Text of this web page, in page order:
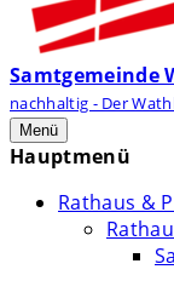
Samtgemeinde
nachhaltig - Der
Menü
Hauptmenü
Rathaus &